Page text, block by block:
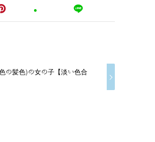
の髪色)の女の子【淡い色合